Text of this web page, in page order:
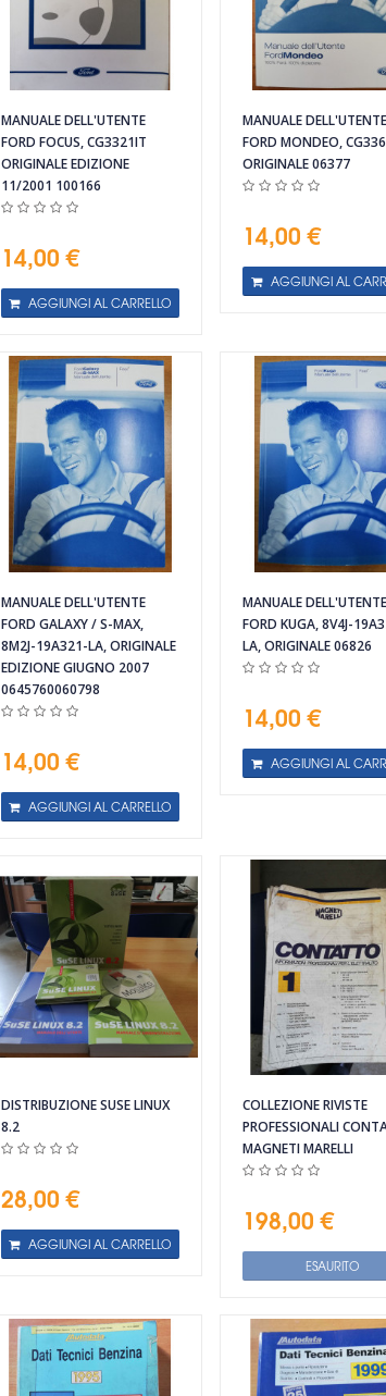
MANUALE DELL'UTENTE
FORD FOCUS, CG3321IT
ORIGINALE EDIZIONE
11/2001 100166
14,00 €
AGGIUNGI AL CARRELLO
MANUALE DELL'UTENTE
FORD MONDEO,
ORIGINALE 06377
14,00 €
AGGIUNGI AL
MANUALE DELL'UTENTE
FORD GALAXY / S-MAX,
8M2J-19A321-LA, ORIGINALE
EDIZIONE GIUGNO 2007
0645760060798
14,00 €
AGGIUNGI AL CARRELLO
MANUALE DELL'UTENTE
FORD KUGA, 8V4J-
LA, ORIGINALE 06826
14,00 €
AGGIUNGI AL
DISTRIBUZIONE SUSE LINUX
8.2
28,00 €
AGGIUNGI AL CARRELLO
COLLEZIONE RIVISTE
PROFESSIONALI
MAGNETI MARELLI
198,00 €
ESAURITO